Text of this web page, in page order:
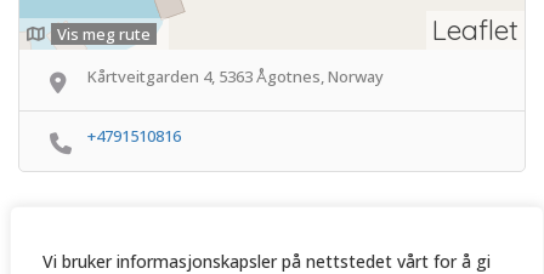
Vi bruker informasjonskapsler på nettstedet vårt for å gi
Leaflet
Vis meg rute
Kårtveitgarden 4, 5363 Ågotnes, Norway
+4791510816